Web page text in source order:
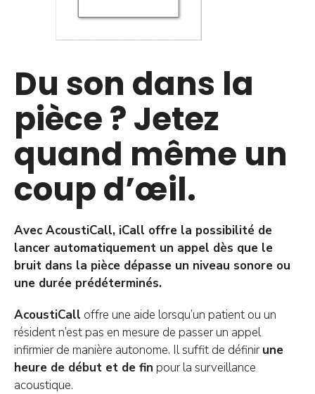
Du son dans la
pièce ? Jetez
quand même un
coup d’œil.
Avec AcoustiCall, iCall offre la possibilité de
lancer automatiquement un appel dès que le
bruit dans la pièce dépasse un niveau sonore ou
une durée prédéterminés.
AcoustiCall offre une aide lorsqu’un patient ou un
résident n’est pas en mesure de passer un appel
infirmier de manière autonome. Il suffit de définirune
heure de début et de fin pour la surveillance
acoustique.